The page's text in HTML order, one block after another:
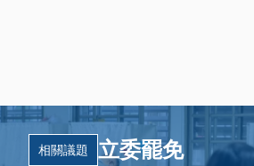
相關議題 立委罷免